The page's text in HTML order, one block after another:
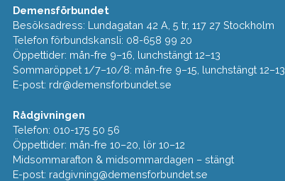
Demensförbundet
Besöksadress: Lundagatan 42 A, 5 tr, 117 27 Stockholm
Telefon förbundskansli: 08-658 99 20
Öppettider: mån-fre 9–16, lunchstängt 12–13
Sommaröppet 1/7–10/8: mån-fre 9–15, lunchstängt 12–13
E-post: rdr@demensforbundet.se
Rådgivningen
Telefon: 010-175 50 56
Öppettider: mån-fre 10–20, lör 10–12
Midsommarafton & midsommardagen – stängt
E-post: radgivning@demensforbundet.se